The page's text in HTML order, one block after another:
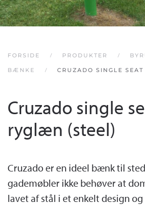
FORSIDE PRODUKTER
BÆNKE CRUZADO SINGLE
Cruzado single
ryglæn (steel)
Cruzado er en ideel bænk til
gademøbler ikke behøver at
lavet af stål i et enkelt design